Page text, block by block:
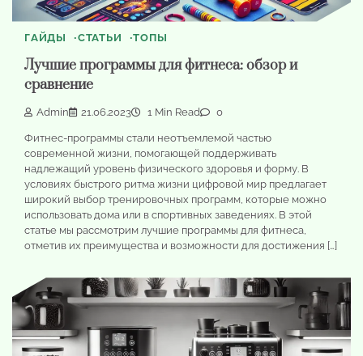
ГАЙДЫ СТАТЬИ ТОПЫ
Лучшие программы для фитнеса: обзор и
сравнение
Admin 21.06.2023 1 Min Read 0
Фитнес-программы стали неотъемлемой частью
современной жизни, помогающей поддерживать
надлежащий уровень физического здоровья и форму. В
условиях быстрого ритма жизни цифровой мир предлагает
широкий выбор тренировочных программ, которые можно
использовать дома или в спортивных заведениях. В этой
статье мы рассмотрим лучшие программы для фитнеса,
отметив их преимущества и возможности для достижения […]